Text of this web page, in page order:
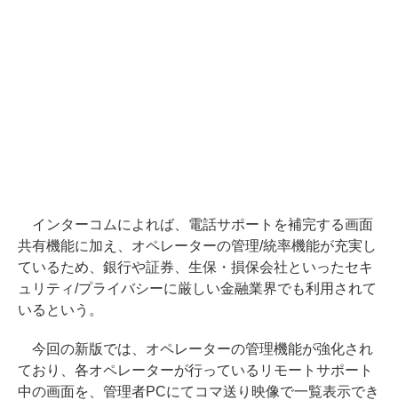
インターコムによれば、電話サポートを補完する画面
共有機能に加え、オペレーターの管理/統率機能が充実し
ているため、銀行や証券、生保・損保会社といったセキ
ュリティ/プライバシーに厳しい金融業界でも利用されて
いるという。
今回の新版では、オペレーターの管理機能が強化され
ており、各オペレーターが行っているリモートサポート
中の画面を、管理者PCにてコマ送り映像で一覧表示でき